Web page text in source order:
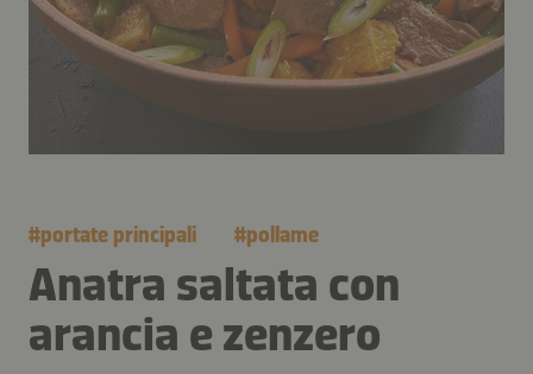
#portate principali #pollame
Anatra saltata con
arancia e zenzero